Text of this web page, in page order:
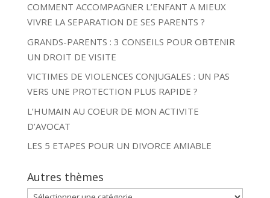
COMMENT ACCOMPAGNER L’ENFANT A MIEUX
VIVRE LA SEPARATION DE SES PARENTS ?
GRANDS-PARENTS : 3 CONSEILS POUR OBTENIR
UN DROIT DE VISITE
VICTIMES DE VIOLENCES CONJUGALES : UN PAS
VERS UNE PROTECTION PLUS RAPIDE ?
L’HUMAIN AU COEUR DE MON ACTIVITE
D’AVOCAT
LES 5 ETAPES POUR UN DIVORCE AMIABLE
Autres thèmes
Autres